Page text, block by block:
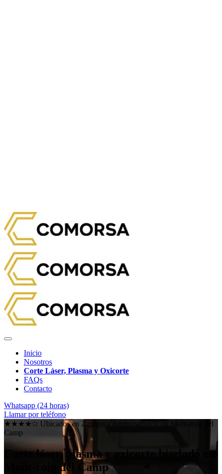
Inicio
Nosotros
Corte Láser, Plasma y Oxicorte
FAQs
Contacto
Whatsapp (24 horas)
Llamar por teléfono
★★★★✩ Ubicados en Zaragoza damos servicio en
Mont-roig del
Camp
Corte láser, plasma y oxicorte biselado en
Mont-roig del Camp